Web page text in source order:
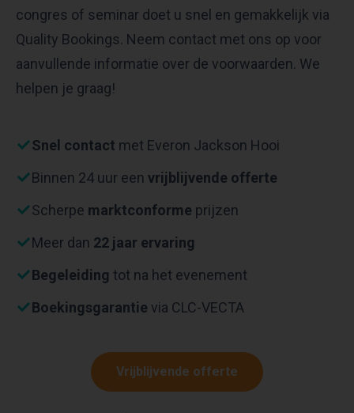
congres of seminar doet u snel en gemakkelijk via
Quality Bookings. Neem contact met ons op voor
aanvullende informatie over de voorwaarden. We
helpen je graag!
Snel contact met Everon Jackson Hooi
Binnen 24 uur een vrijblijvende offerte
Scherpe marktconforme prijzen
Meer dan 22 jaar ervaring
Begeleiding tot na het evenement
Boekingsgarantie via CLC-VECTA
Vrijblijvende offerte